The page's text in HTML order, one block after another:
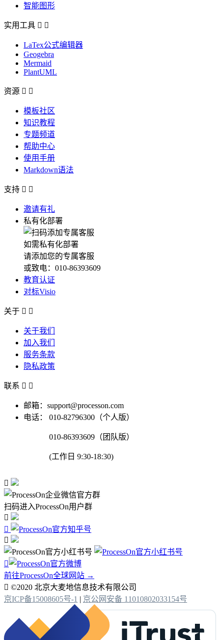
智能图形
实用工具  
LaTex公式编辑器
Geogebra
Mermaid
PlantUML
资源  
模板社区
知识教程
专题频道
帮助中心
使用手册
Markdown语法
支持  
邀请有礼
私有化部署
如需私有化部署
请添加您的专属客服
或致电：010-86393609
教育认证
对标Visio
关于  
关于我们
加入我们
服务条款
隐私政策
联系  
邮箱：support@processon.com
电话：
010-82796300（个人版）
010-86393609（团队版）
(工作日 9:30-18:30)

扫码进入ProcessOn用户群




前往ProcessOn全球网站 →
 ©2020 北京大麦地信息技术有限公司
京ICP备15008605号-1 | 京公网安备 11010802033154号